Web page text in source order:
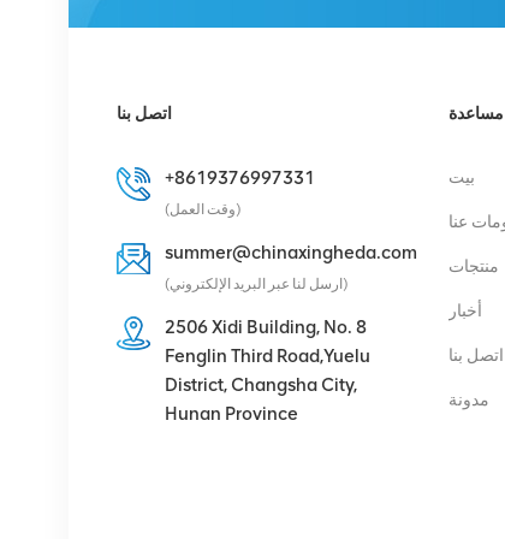
للأوضاع المتعددة 2100
ميجا هرتز (2*60 واط)
عرض التفاصيل
هواوي UBBPg1a
03050BYF لهواوي BBU
3900 النطاق الأساسي
اتصل بنا
+8619376997331
(وقت العمل)
summer@chinaxingheda.com
(ارسل لنا عبر البريد الإلكتروني)
2506 Xidi Building, No. 8
Fenglin Third Road,Yuelu
District, Changsha City,
Hunan Province
مساعدة
بيت
عنا
منتجات
أخبار
اتصل بنا
مدونة